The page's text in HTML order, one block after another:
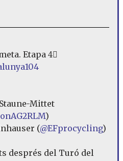
Etapa 4⃣
Mittet
)
(@EFprocycling)
després del Turó del